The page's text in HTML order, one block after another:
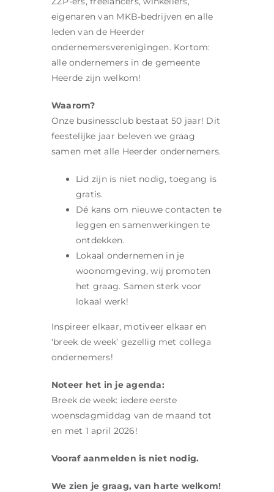
eigenaren van MKB-bedrijven en alle
leden van de Heerder
ondernemersverenigingen. Kortom:
alle ondernemers in de gemeente
Heerde zijn welkom!
Waarom?
Onze businessclub bestaat 50 jaar! Dit
feestelijke jaar beleven we graag
samen met alle Heerder ondernemers.
Lid zijn is niet nodig, toegang is
gratis.
Dé kans om nieuwe contacten te
leggen en samenwerkingen te
ontdekken.
Lokaal ondernemen in je
woonomgeving, wij promoten
het graag. Samen sterk voor
lokaal werk!
Inspireer elkaar, motiveer elkaar en
‘breek de week’ gezellig met collega
ondernemers!
Noteer het in je agenda:
Breek de week: iedere eerste
woensdagmiddag van de maand tot
en met 1 april 2026!
Vooraf aanmelden is niet nodig.
We zien je graag, van harte welkom!